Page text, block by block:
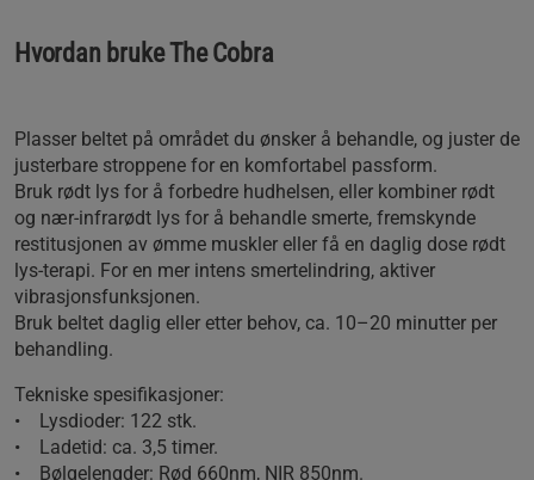
Hvordan bruke The Cobra
Plasser beltet på området du ønsker å behandle, og juster de
justerbare stroppene for en komfortabel passform.
Bruk rødt lys for å forbedre hudhelsen, eller kombiner rødt
og nær-infrarødt lys for å behandle smerte, fremskynde
restitusjonen av ømme muskler eller få en daglig dose rødt
lys-terapi. For en mer intens smertelindring, aktiver
vibrasjonsfunksjonen.
Bruk beltet daglig eller etter behov, ca. 10–20 minutter per
behandling.
Tekniske spesifikasjoner:
• Lysdioder: 122 stk.
• Ladetid: ca. 3,5 timer.
• Bølgelengder: Rød 660nm, NIR 850nm.